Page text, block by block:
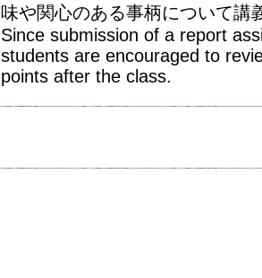
味や関心のある事柄について講
Since submission of a report
students are encouraged to
points after the class.